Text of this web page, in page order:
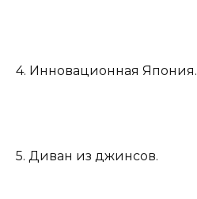
4. Инновационная Япония.
5. Диван из джинсов.